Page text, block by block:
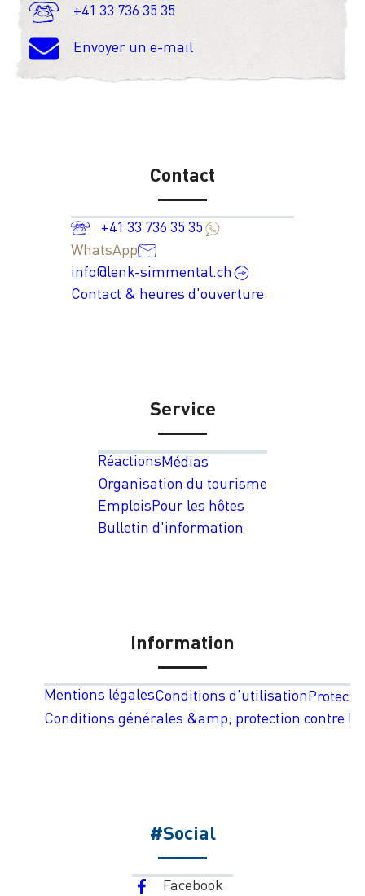
+41 33 736 35 35
Envoyer un e-mail
Contact
+41 33 736 35 35
WhatsApp
info@lenk-simmental.ch
Contact & heures d'ouverture
Service
RéactionsMédias
Organisation du tourisme
EmploisPour les hôtes
Bulletin d'information
Information
Mentions légalesConditions d'utilisation
Conditions générales &amp; protection contre
#Social
Facebook